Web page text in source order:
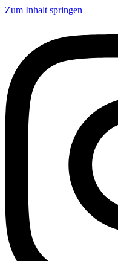
Zum Inhalt springen